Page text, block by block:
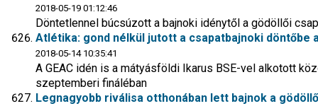
2018-05-19 01:12:46
Döntetlennel búcsúzott a bajnoki idénytől a gödöllői
Atlétika: gond nélkül jutott a csapatbajnoki döntőbe
2018-05-14 10:35:41
A GEAC idén is a mátyásföldi Ikarus BSE-vel alkotott
szeptemberi fináléban
Legnagyobb riválisa otthonában lett bajnok a